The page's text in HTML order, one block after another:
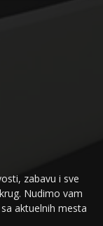
zabavu i sve
Nudimo vam
aktuelnih mesta